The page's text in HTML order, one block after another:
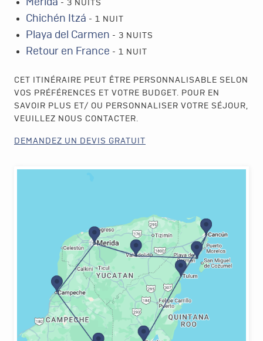
Merida - 3 NUITS
Chichén Itzá - 1 NUIT
Playa del Carmen - 3 NUITS
Retour en France - 1 NUIT
CET ITINÉRAIRE PEUT ÊTRE PERSONNALISABLE SELON
VOS PRÉFÉRENCES ET VOTRE BUDGET. POUR EN
SAVOIR PLUS ET/ OU PERSONNALISER VOTRE SÉJOUR,
VEUILLEZ NOUS CONTACTER.
DEMANDEZ UN DEVIS GRATUIT